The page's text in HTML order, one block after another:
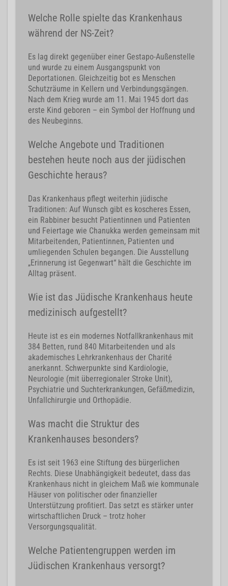
Welche Rolle spielte das Krankenhaus
während der NS-Zeit?
Es lag direkt gegenüber einer Gestapo-Außenstelle
und wurde zu einem Ausgangspunkt von
Deportationen. Gleichzeitig bot es Menschen
Schutzräume in Kellern und Verbindungsgängen.
Nach dem Krieg wurde am 11. Mai 1945 dort das
erste Kind geboren – ein Symbol der Hoffnung und
des Neubeginns.
Welche Angebote und Traditionen
bestehen heute noch aus der jüdischen
Geschichte heraus?
Das Krankenhaus pflegt weiterhin jüdische
Traditionen: Auf Wunsch gibt es koscheres Essen,
ein Rabbiner besucht Patientinnen und Patienten
und Feiertage wie Chanukka werden gemeinsam mit
Mitarbeitenden, Patientinnen, Patienten und
umliegenden Schulen begangen. Die Ausstellung
„Erinnerung ist Gegenwart“ hält die Geschichte im
Alltag präsent.
Wie ist das Jüdische Krankenhaus heute
medizinisch aufgestellt?
Heute ist es ein modernes Notfallkrankenhaus mit
384 Betten, rund 840 Mitarbeitenden und als
akademisches Lehrkrankenhaus der Charité
anerkannt. Schwerpunkte sind Kardiologie,
Neurologie (mit überregionaler Stroke Unit),
Psychiatrie und Suchterkrankungen, Gefäßmedizin,
Unfallchirurgie und Orthopädie.
Was macht die Struktur des
Krankenhauses besonders?
Es ist seit 1963 eine Stiftung des bürgerlichen
Rechts. Diese Unabhängigkeit bedeutet, dass das
Krankenhaus nicht in gleichem Maß wie kommunale
Häuser von politischer oder finanzieller
Unterstützung profitiert. Das setzt es stärker unter
wirtschaftlichen Druck – trotz hoher
Versorgungsqualität.
Welche Patientengruppen werden im
Jüdischen Krankenhaus versorgt?